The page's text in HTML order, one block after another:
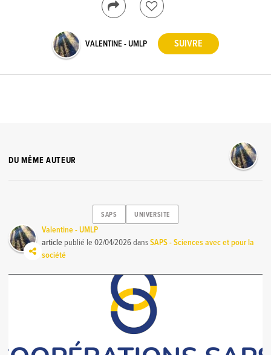
VALENTINE - UMLP
DU MÊME AUTEUR
SAPS UNIVERSITE
Valentine - UMLP
article publié le02/04/2026dansSAPS - Sciences avec et pour la
société